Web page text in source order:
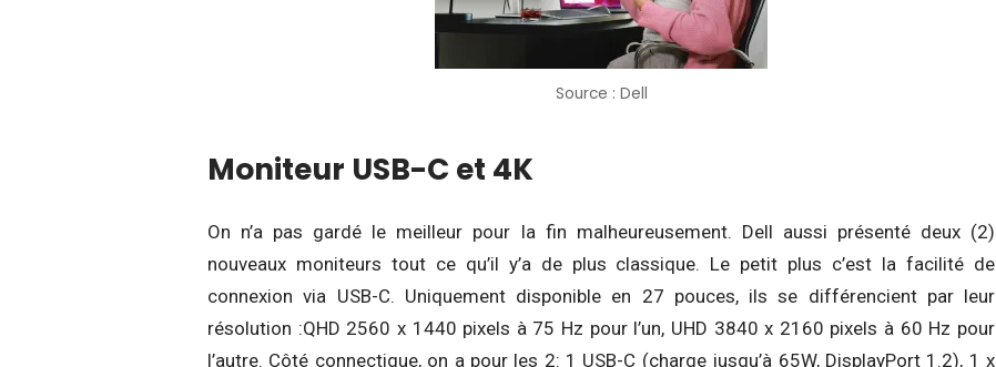
Source : Dell
Moniteur USB-C et 4K
On n’a pas gardé le meilleur pour la fin malheureusement. Dell aussi présenté deux (2)
nouveaux moniteurs tout ce qu’il y’a de plus classique. Le petit plus c’est la facilité de
connexion via USB-C. Uniquement disponible en 27 pouces, ils se différencient par leur
résolution :QHD 2560 x 1440 pixels à 75 Hz pour l’un, UHD 3840 x 2160 pixels à 60 Hz pour
l’autre. Côté connectique, on a pour les 2: 1 USB-C (charge jusqu’à 65W, DisplayPort 1.2), 1 x